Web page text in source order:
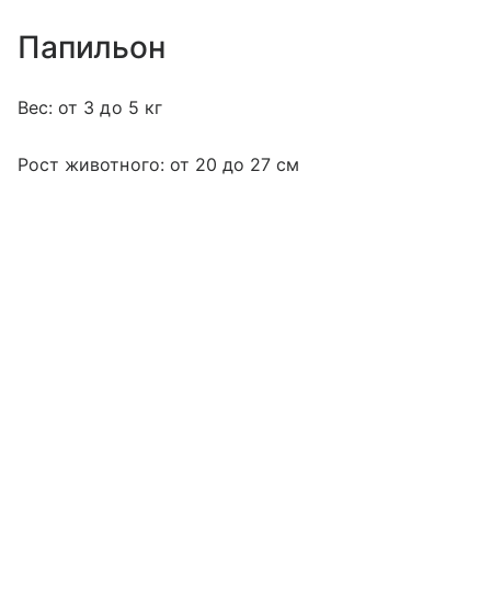
Папильон
Вес: от 3 до 5 кг
Рост животного: от 20 до 27 см